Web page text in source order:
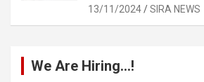
13/11/2024 SIRA NEWS
We Are Hiring…!